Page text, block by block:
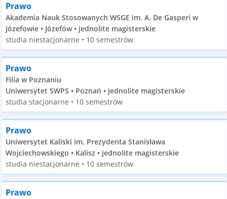
Prawo
Akademia Nauk Stosowanych WSGE im. A. De Gasperi w
Józefowie • Józefów • jednolite magisterskie
studia niestacjonarne • 10 semestrów
Prawo
Filia w Poznaniu
Uniwersytet SWPS • Poznań • jednolite magisterskie
studia stacjonarne • 10 semestrów
Prawo
Uniwersytet Kaliski im. Prezydenta Stanisława
Wojciechowskiego • Kalisz • jednolite magisterskie
studia niestacjonarne • 10 semestrów
Prawo